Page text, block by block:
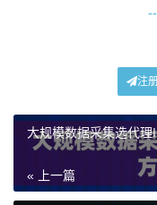
或采集公开数据的
网络的代理服务，
代理IP能合规
使用代理IP必须严格
注
大规模数据采集选代
« 上一篇